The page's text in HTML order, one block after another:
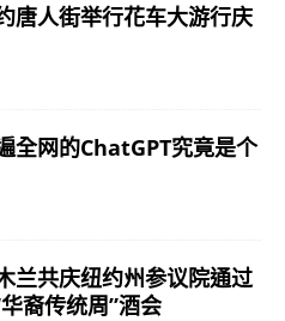
唐人街举行花车大游行庆
全网的ChatGPT究竟是个
兰共庆纽约州参议院通过
裔传统周”酒会